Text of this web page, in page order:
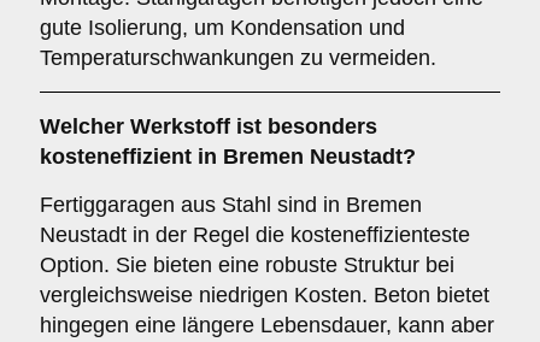
gute Isolierung, um Kondensation und
Temperaturschwankungen zu vermeiden.
Welcher Werkstoff ist besonders
kosteneffizient in Bremen Neustadt?
Fertiggaragen aus Stahl sind in Bremen
Neustadt in der Regel die kosteneffizienteste
Option. Sie bieten eine robuste Struktur bei
vergleichsweise niedrigen Kosten. Beton bietet
hingegen eine längere Lebensdauer, kann aber